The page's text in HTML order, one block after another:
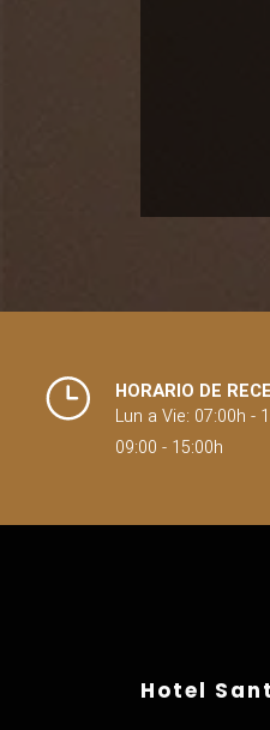
HORARIO DE
Lun a Vie: 07:00h -
09:00 - 15:00h
Hotel